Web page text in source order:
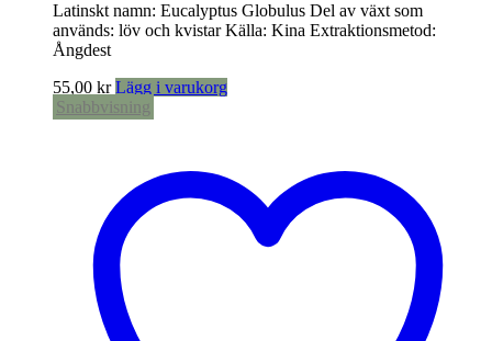
Latinskt namn: Eucalyptus Globulus Del av växt som
används: löv och kvistar Källa: Kina Extraktionsmetod:
Ångdest
55,00 kr Lägg i varukorg
Snabbvisning